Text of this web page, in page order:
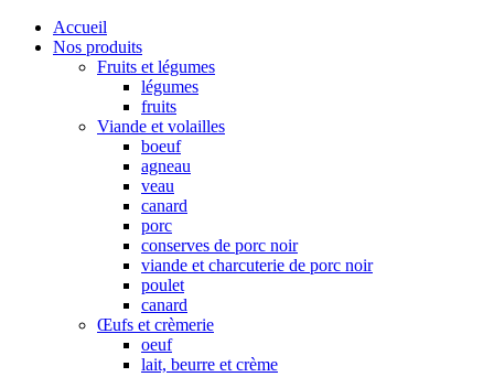
Accueil
Nos produits
Fruits et légumes
légumes
fruits
Viande et volailles
boeuf
agneau
veau
canard
porc
conserves de porc noir
viande et charcuterie de porc noir
poulet
canard
Œufs et crèmerie
oeuf
lait, beurre et crème